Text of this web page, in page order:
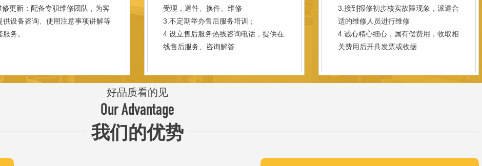
修更新：配备专职维修团队，为客
供设备咨询、使用注意事项讲解等
服务。
受理，退件、换件、维修
3.不定期举办售后服务培训；
4.设立售后服务热线咨询电话，提供在
线售后服务、咨询解答
3.接到报修初步核实故障现象，派遣合
适的维修人员进行维修
4.诚心精心细心，属有偿费用，收取相
关费用后开具发票或收据
好品质看的见
Our Advantage
我们的优势